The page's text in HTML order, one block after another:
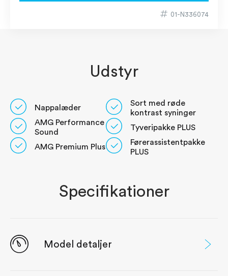
01-N336074
Udstyr
Nappalæder
Sort med røde
kontrast syninger
AMG Performance
Sound
Tyveripakke PLUS
AMG Premium Plus
Førerassistentpakke
PLUS
Specifikationer
Model detaljer